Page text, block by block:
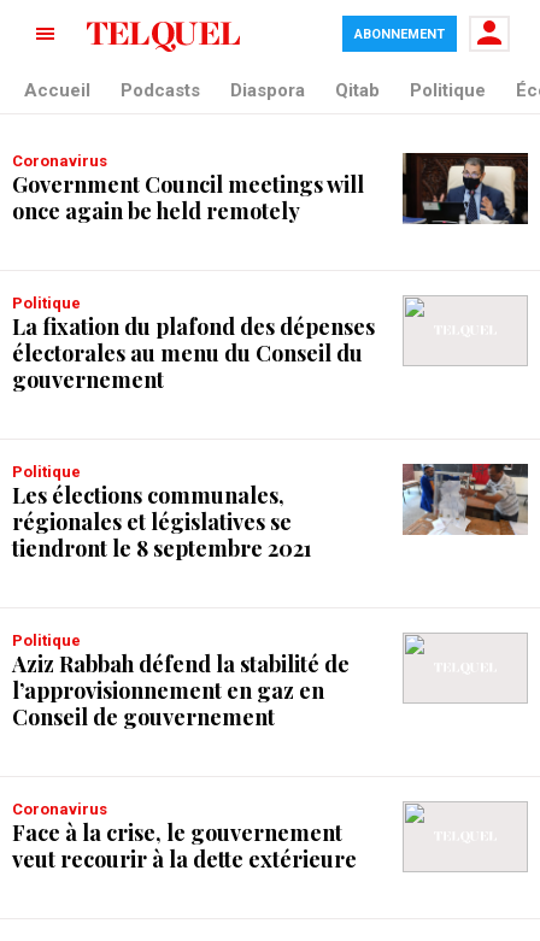
tag blade
ABONNEMENT
Accueil Podcasts Diaspora Qitab Politique
Coronavirus
Government Council meetings will
once again be held remotely
Politique
La fixation du plafond des dépenses
électorales au menu du Conseil du
gouvernement
Politique
Les élections communales,
régionales et législatives se
tiendront le 8 septembre 2021
Politique
Aziz Rabbah défend la stabilité de
l’approvisionnement en gaz en
Conseil de gouvernement
Coronavirus
Face à la crise, le gouvernement
veut recourir à la dette extérieure